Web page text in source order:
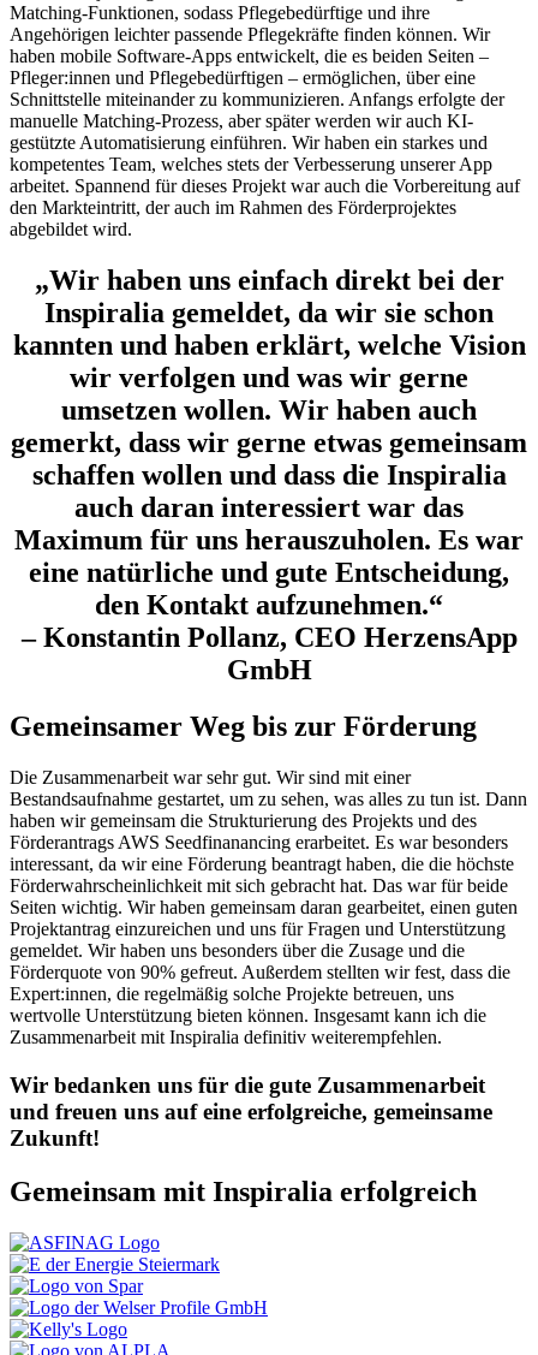
Matching-Funktionen, sodass Pflegebedürftige und ihre
Angehörigen leichter passende Pflegekräfte finden können. Wir
haben mobile Software-Apps entwickelt, die es beiden Seiten –
Pfleger:innen und Pflegebedürftigen – ermöglichen, über eine
Schnittstelle miteinander zu kommunizieren. Anfangs erfolgte der
manuelle Matching-Prozess, aber später werden wir auch KI-
gestützte Automatisierung einführen. Wir haben ein starkes und
kompetentes Team, welches stets der Verbesserung unserer App
arbeitet. Spannend für dieses Projekt war auch die Vorbereitung auf
den Markteintritt, der auch im Rahmen des Förderprojektes
abgebildet wird.
„Wir haben uns einfach direkt bei der
Inspiralia gemeldet, da wir sie schon
kannten und haben erklärt, welche Vision
wir verfolgen und was wir gerne
umsetzen wollen. Wir haben auch
gemerkt, dass wir gerne etwas gemeinsam
schaffen wollen und dass die Inspiralia
auch daran interessiert war das
Maximum für uns herauszuholen. Es war
eine natürliche und gute Entscheidung,
den Kontakt aufzunehmen.“
– Konstantin Pollanz, CEO HerzensApp
GmbH
Gemeinsamer Weg bis zur Förderung
Die Zusammenarbeit war sehr gut. Wir sind mit einer
Bestandsaufnahme gestartet, um zu sehen, was alles zu tun ist. Dann
haben wir gemeinsam die Strukturierung des Projekts und des
Förderantrags AWS Seedfinanancing erarbeitet. Es war besonders
interessant, da wir eine Förderung beantragt haben, die die höchste
Förderwahrscheinlichkeit mit sich gebracht hat. Das war für beide
Seiten wichtig. Wir haben gemeinsam daran gearbeitet, einen guten
Projektantrag einzureichen und uns für Fragen und Unterstützung
gemeldet. Wir haben uns besonders über die Zusage und die
Förderquote von 90% gefreut. Außerdem stellten wir fest, dass die
Expert:innen, die regelmäßig solche Projekte betreuen, uns
wertvolle Unterstützung bieten können. Insgesamt kann ich die
Zusammenarbeit mit Inspiralia definitiv weiterempfehlen.
Wir bedanken uns für die gute Zusammenarbeit
und freuen uns auf eine erfolgreiche, gemeinsame
Zukunft!
Gemeinsam mit Inspiralia erfolgreich